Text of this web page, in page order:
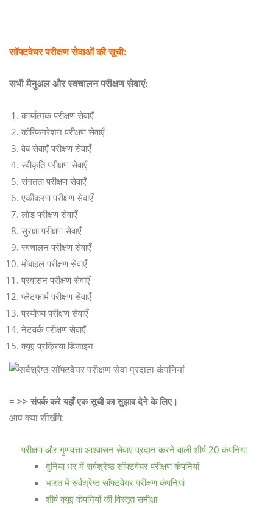
सॉफ्टवेयर परीक्षण सेवाओं की सूची:
सभी मैनुअल और स्वचालन परीक्षण सेवाएं:
कार्यात्मक परीक्षण सेवाएँ
कॉन्फ़िगरेशन परीक्षण सेवाएँ
वेब सेवाएँ परीक्षण सेवाएँ
स्वीकृति परीक्षण सेवाएँ
संगतता परीक्षण सेवाएँ
एकीकरण परीक्षण सेवाएँ
लोड परीक्षण सेवाएँ
सुरक्षा परीक्षण सेवाएँ
स्वचालन परीक्षण सेवाएँ
मोबाइल परीक्षण सेवाएँ
प्रवासन परीक्षण सेवाएँ
प्लेटफार्म परीक्षण सेवाएँ
प्रयोज्य परीक्षण सेवाएँ
नेटवर्क परीक्षण सेवाएँ
क्यूए प्रक्रिया डिजाइन
= >> संपर्क करें यहाँ एक सूची का सुझाव देने के लिए।
आप क्या सीखेंगे:
परीक्षण और गुणवत्ता आश्वासन सेवाएं प्रदान करने वाली शीर्ष 20 कंपनियां
दुनिया भर में सर्वश्रेष्ठ सॉफ्टवेयर परीक्षण कंपनियां
भारत में सर्वश्रेष्ठ सॉफ्टवेयर परीक्षण कंपनियां
शीर्ष क्यूए कंपनियों की विस्तृत समीक्षा